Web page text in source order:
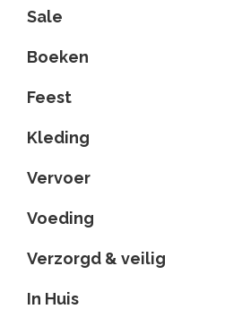
Sale
Boeken
Feest
Kleding
Vervoer
Voeding
Verzorgd & veilig
In Huis